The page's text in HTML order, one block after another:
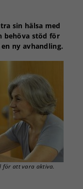
sin hälsa med
behöva stöd för
ny avhandling.
för att vara aktiva.